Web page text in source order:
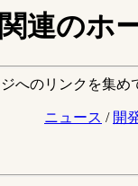
連のホ
へのリンクを集め
ニュース / 開